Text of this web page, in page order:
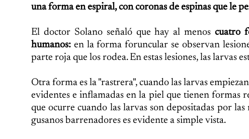
una forma en espiral, con coronas de espinas que le
El doctor Solano señaló que hay al menoscuatro
humanos: en la forma foruncular se observan
parte roja que los rodea. En estas lesiones, las larvas
Otra forma es la "rastrera", cuando las larvas
evidentes e inflamadas en la piel que tienen formas
que ocurre cuando las larvas son depositadas por
gusanos barrenadores es evidente a simple vista.